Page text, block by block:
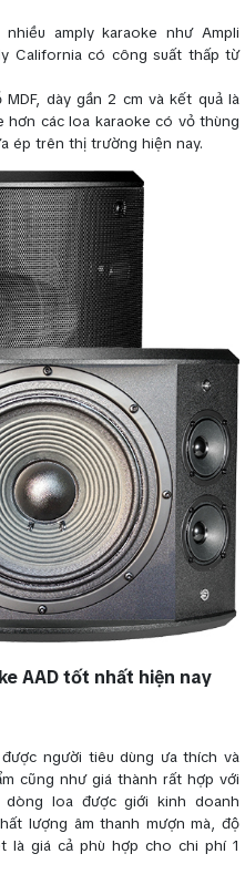
amply karaoke như Ampli
California có công suất thấp từ
dày gần 2 cm và kết quả là
các loa karaoke có vỏ thùng
ép trên thị trường hiện nay.
AAD tốt nhất hiện nay
người tiêu dùng ưa thích và
cũng như giá thành rất hợp với
loa được giới kinh doanh
lượng âm thanh mượn mà, độ
là giá cả phù hợp cho chi phí 1